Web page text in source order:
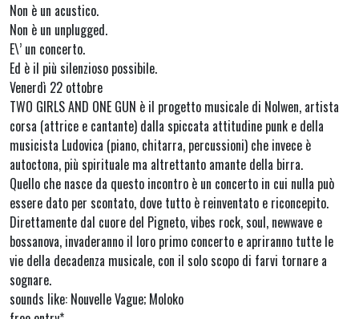
Non è un acustico.
Non è un unplugged.
E\’ un concerto.
Ed è il più silenzioso possibile.
Venerdì 22 ottobre
TWO GIRLS AND ONE GUN è il progetto musicale di Nolwen, artista
corsa (attrice e cantante) dalla spiccata attitudine punk e della
musicista Ludovica (piano, chitarra, percussioni) che invece è
autoctona, più spirituale ma altrettanto amante della birra.
Quello che nasce da questo incontro è un concerto in cui nulla può
essere dato per scontato, dove tutto è reinventato e riconcepito.
Direttamente dal cuore del Pigneto, vibes rock, soul, newwave e
bossanova, invaderanno il loro primo concerto e apriranno tutte le
vie della decadenza musicale, con il solo scopo di farvi tornare a
sognare.
sounds like: Nouvelle Vague; Moloko